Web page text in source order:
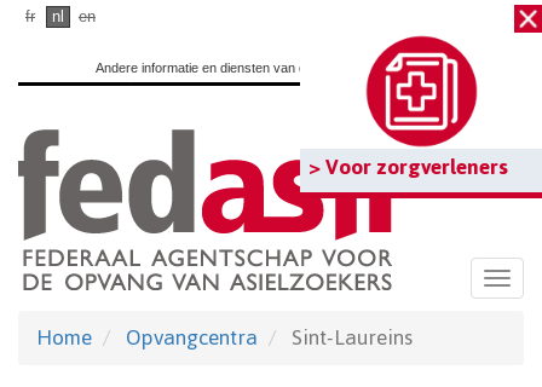
hoofdinhoud
> Voor zorgverleners
fr nl en
Andere informatie en diensten van de overheid:www.belgium.be
Home Opvangcentra Sint-Laureins